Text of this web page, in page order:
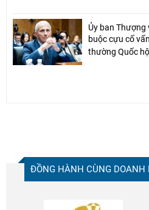
Ủy ban Thượng
buộc cựu cố
thường Quốc
ĐỒNG HÀNH CÙNG DOANH